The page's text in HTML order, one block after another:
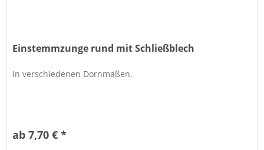
Einstemmzunge rund mit Schließblech
In verschiedenen Dornmaßen.
ab 7,70 € *